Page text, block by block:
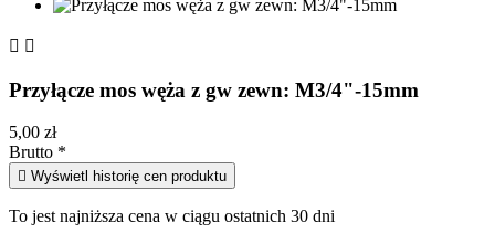
 
Przyłącze mos węża z gw zewn: M3/4"-15mm
5,00 zł
Brutto *
 Wyświetl historię cen produktu
To jest najniższa cena w ciągu ostatnich 30 dni